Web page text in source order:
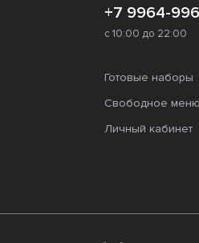
+7 9964-
с 10:00 до 22:00
Готовые наборы
Свободное меню
Личный кабинет